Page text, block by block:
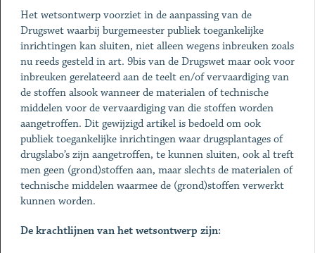
Het wetsontwerp voorziet in de aanpassing van de
Drugswet waarbij burgemeester publiek toegankelijke
inrichtingen kan sluiten, niet alleen wegens inbreuken zoals
nu reeds gesteld in art. 9bis van de Drugswet maar ook voor
inbreuken gerelateerd aan de teelt en/of vervaardiging van
de stoffen alsook wanneer de materialen of technische
middelen voor de vervaardiging van die stoffen worden
aangetroffen. Dit gewijzigd artikel is bedoeld om ook
publiek toegankelijke inrichtingen waar drugsplantages of
drugslabo’s zijn aangetroffen, te kunnen sluiten, ook al treft
men geen (grond)stoffen aan, maar slechts de materialen of
technische middelen waarmee de (grond)stoffen verwerkt
kunnen worden.
De krachtlijnen van het wetsontwerp zijn: